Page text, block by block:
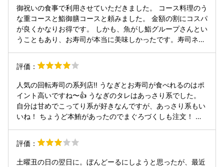
御祝いの食事で利用させていただきました。 コース料理のう
な重コースと鮨御膳コースと頼みました。 金額の割にコスパ
が良くかなりお得です。 しかも、魚がし鮨グループさんとい
うこともあり、お寿司が本当に美味しかったです。寿司ネタ
なりお安いと思いました。 あと、駐車場からの富士山が絶景
でした。
評価：
人気の回転寿司の系列店‼️ うなぎとお寿司が食べれるのはポ
イント高いですね〜👍 うなぎのタレはあっさり系でした。
自分は甘めでこってり系が好きなんですが、あっさり系もい
いね！ ちょうど本鮪があったのでまぐろづくしも注文！ 年
た。 しかも、お刺身までもサービスしてくれました🙏 味も
全部美味しかったです😋 また伺いたいと思います😄 ご馳走
様でした🙏
評価：
土曜丑の日の翌日に。ぼんどーるにしようと思ったが、最近